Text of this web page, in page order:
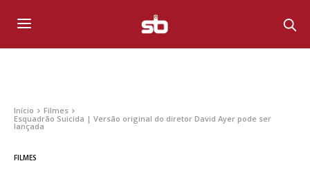
Início
Filmes
Esquadrão Suicida | Versão original do diretor David Ayer pode ser
lançada
FILMES